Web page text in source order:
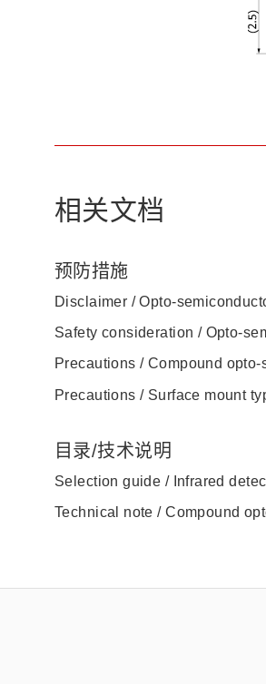
相关文档
预防措施
Disclaimer / Opto-
Safety consideration / Opto-
Precautions / Compound
Precautions / Surface mount
目录/技术说明
Selection guide / Infrared
Technical note / Compound